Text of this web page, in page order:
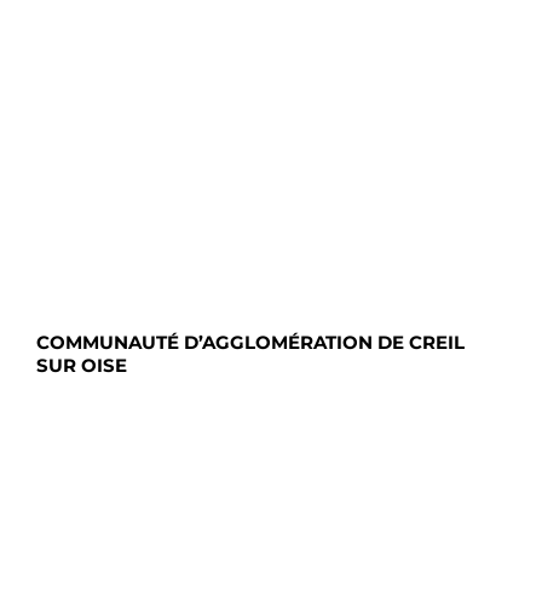
COMMUNAUTÉ D’AGGLOMÉRATION DE CREIL
SUR OISE